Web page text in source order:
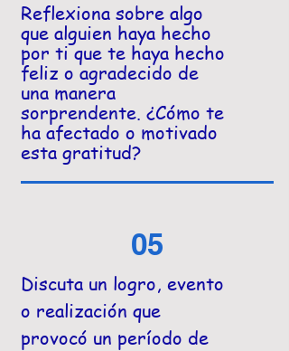
Reflexiona sobre algo
que alguien haya hecho
por ti que te haya hecho
feliz o agradecido de
una manera
sorprendente. ¿Cómo te
ha afectado o motivado
esta gratitud?
05
Discuta un logro, evento
o realización que
provocó un período de